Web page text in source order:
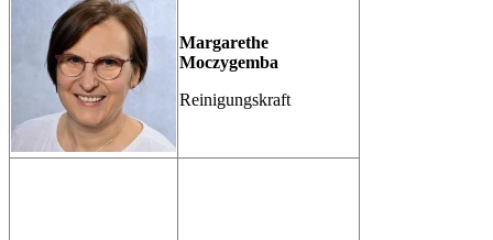
Margarethe
Moczygemba
Reinigungskraft